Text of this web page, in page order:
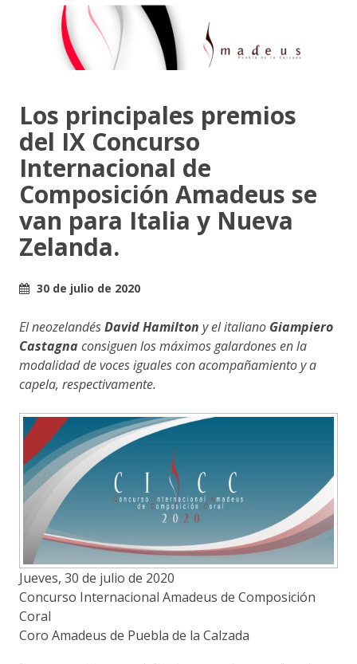
Los principales premios
del IX Concurso
Internacional de
Composición Amadeus se
van para Italia y Nueva
Zelanda.
30 de julio de 2020
El neozelandésDavid Hamilton y el italiano Giampiero
Castagnaconsiguen los máximos galardones en la
modalidad de voces iguales con acompañamiento y a
capela, respectivamente.
Jueves, 30 de julio de 2020
Concurso Internacional Amadeus de Composición
Coral
Coro Amadeus de Puebla de la Calzada